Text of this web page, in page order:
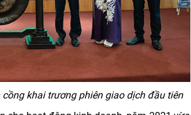
khai trương phiên giao dịch đầu tiên